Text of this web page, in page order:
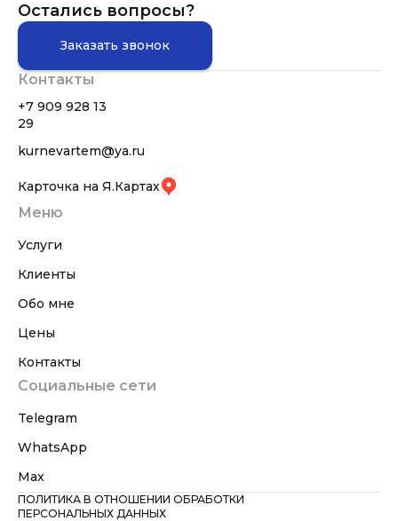
Остались вопросы?
Заказать звонок
Контакты
+7 909 928 13
29
kurnevartem@ya.ru
Карточка на Я.Картах
Меню
Услуги
Клиенты
Обо мне
Цены
Контакты
Социальные сети
Telegram
WhatsApp
Max
ПОЛИТИКА В ОТНОШЕНИИ ОБРАБОТКИ
ПЕРСОНАЛЬНЫХ ДАННЫХ